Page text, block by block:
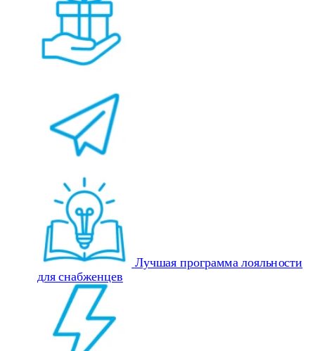
Лучшая программа лояльности
для снабженцев